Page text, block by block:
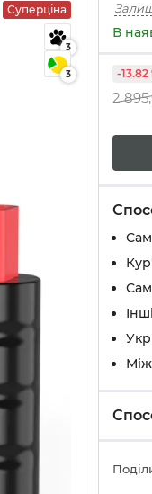
Суперціна
3
3
В
2
-13.82